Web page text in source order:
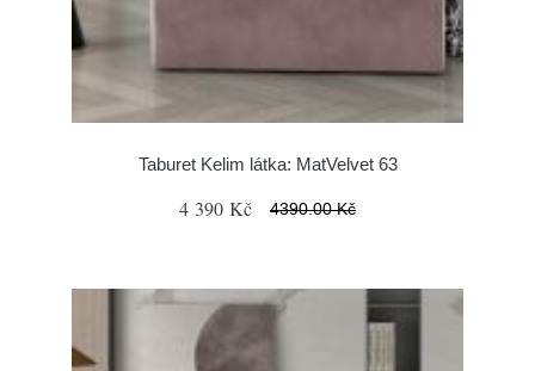
Taburet Kelim látka: MatVelvet 63
4 390 Kč 4390.00 Kč